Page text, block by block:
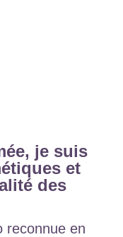
je suis
et
des
reconnue en